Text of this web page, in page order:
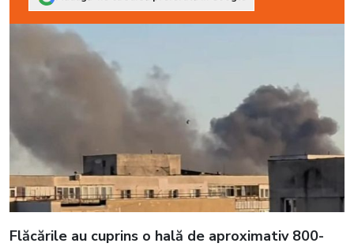
Flăcările au cuprins o hală de aproximativ 800-